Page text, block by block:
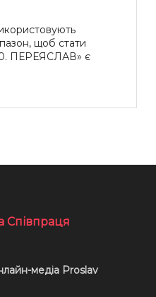
щоб стати
ПЕРЕЯСЛАВ» є
Співпраця
медіа Proslav